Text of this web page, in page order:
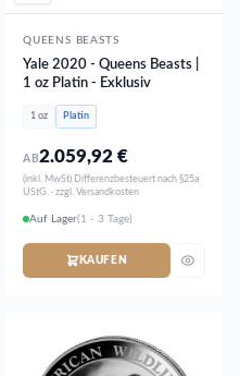
QUEENS BEASTS
Yale 2020 - Queens Beasts |
1 oz Platin - Exklusiv
1 oz Platin
AB2.059,92€
(inkl. MwSt) Differenzbesteuert nach §25a
UStG. · zzgl. Versandkosten
Auf Lager(1 - 3 Tage)
KAUFEN